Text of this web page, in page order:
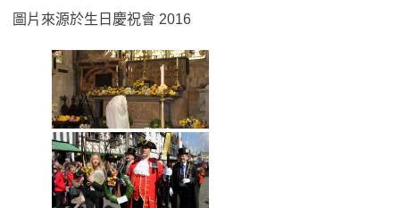
圖片來源於生日慶祝會 2016